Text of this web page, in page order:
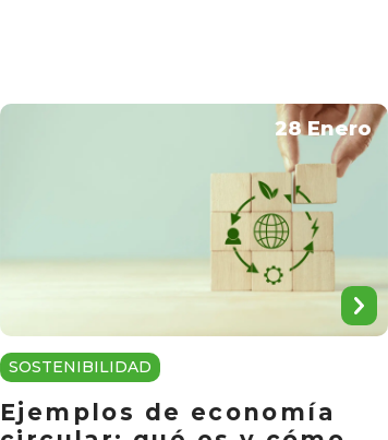
28 Enero
SOSTENIBILIDAD
Ejemplos de economía